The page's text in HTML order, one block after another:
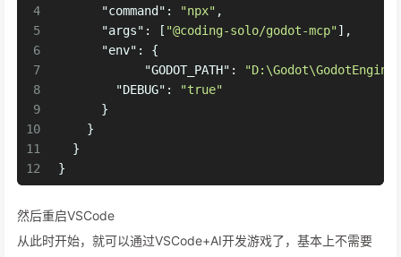
4
5
6
7
8
9
10
11
12
"command" : "npx" ,
"args" : [ "@coding-solo/godot-mcp"] ,
"env" :
{
"GODOT_PATH" :
"DEBUG" :
"true"
}
}
}
}
然后重启VSCode
从此时开始，就可以通过VSCode+AI开发游戏了，基本上不需要